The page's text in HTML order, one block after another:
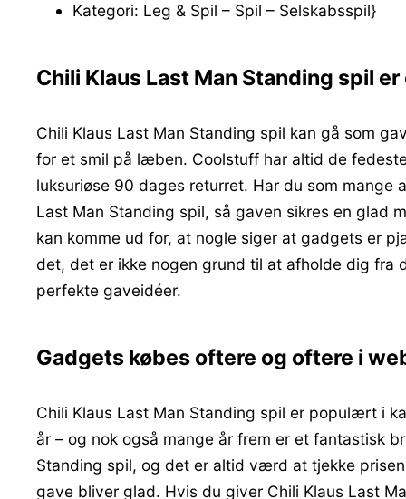
Kategori: Leg & Spil – Spil – Selskabsspil}
Chili Klaus Last Man Standing spil
Chili Klaus Last Man Standing spil kan gå som
for et smil på læben. Coolstuff har altid de
luksuriøse 90 dages returret. Har du som
Last Man Standing spil, så gaven sikres en glad
kan komme ud for, at nogle siger at gadgets er
det, det er ikke nogen grund til at afholde dig fra
perfekte gaveidéer.
Gadgets købes oftere og oftere i
Chili Klaus Last Man Standing spil er populært i
år – og nok også mange år frem er et fantastisk
Standing spil, og det er altid værd at tjekke
gave bliver glad. Hvis du giver Chili Klaus Last